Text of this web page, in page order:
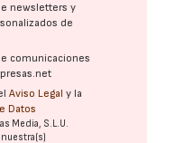
newsletters y
de
comunicaciones
Aviso Legal y la
Datos
Media, S.L.U.